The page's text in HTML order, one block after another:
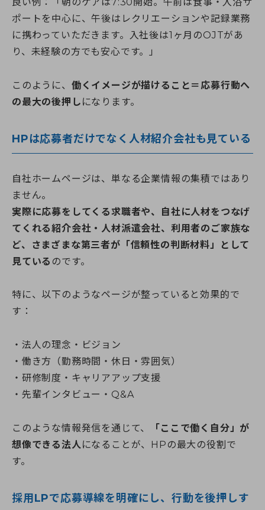
ポートを中心に、午後はレクリエーションや記録業務
に携わっていただきます。入社後は1ヶ月のOJTがあ
り、未経験の方でも安心です。」
このように、 働くイメージが描けること＝応募行動へ
の最大の後押し になります。
HPは応募者だけでなく人材紹介会社も見ている
自社ホームページは、単なる企業情報の集積ではあり
ません。
実際に応募をしてくる求職者や、自社に人材をつなげ
てくれる紹介会社・人材派遣会社、利用者のご家族な
ど、さまざまな第三者が「信頼性の判断材料」として
見ている のです。
特に、以下のようなページが整っていると効果的で
す：
法人の理念・ビジョン
働き方（勤務時間・休日・雰囲気）
研修制度・キャリアアップ支援
先輩インタビュー・Q&A
このような情報発信を通じて、
「ここで働く自分」が
想像できる法人になることが、HPの最大の役割で
す。
採用LPで応募導線を明確にし、行動を後押しす